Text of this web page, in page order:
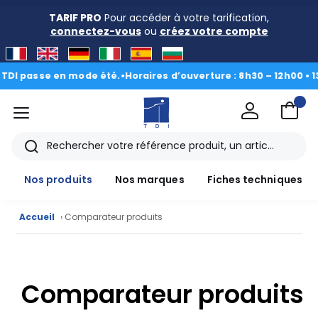
TARIF PRO Pour accéder à votre tarification,
connectez-vousou créez votre compte
passe en mode été.•Horaires d’ouverture : 8h30 – 12h00 •
CAD/3D
menu
Rechercher
Nos produits
Nos marques Fiches techniques
Accueil › Comparateur produits
Comparateur produits